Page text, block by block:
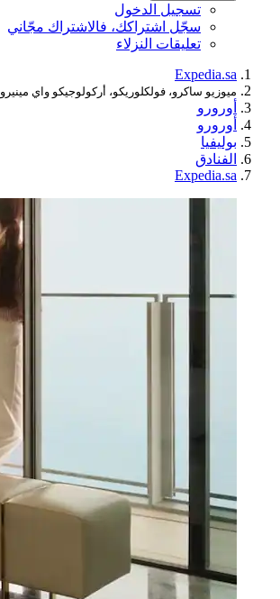
تسجيل الدخول
سجّل اشتراكك، فالاشتراك مجّاني
تعليقات النزلاء
Expedia.sa
ميوزيو ساكرو، فولكلوريكو، أركولوجيكو واي مينيرو
أورورو
أورورو
بوليفيا
الفنادق
Expedia.sa